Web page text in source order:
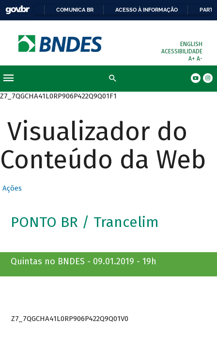
COMUNICA BR ACESSO À INFORMAÇÃO
ENGLISH
ACESSIBILIDADE
A+ A-
Z7_7QGCHA41L0RP906P422Q9Q01F1
Visualizador do
Conteúdo da Web
Ações
PONTO BR / Trancelim
Quintas no BNDES - 09.01.2019 - 19h
Z7_7QGCHA41L0RP906P422Q9Q01V0